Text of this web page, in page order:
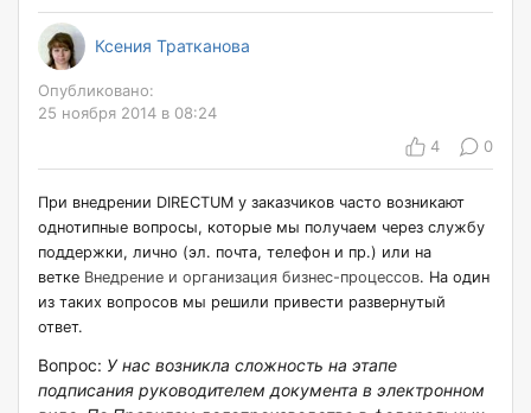
Ксения Тратканова
Опубликовано:
25 ноября 2014 в 08:24
4
0
При внедрении DIRECTUM у заказчиков часто возникают
однотипные вопросы, которые мы получаем через службу
поддержки, лично (эл. почта, телефон и пр.) или на
ветке Внедрение и организация бизнес-процессов. На один
из таких вопросов мы решили привести развернутый
ответ.
Вопрос: У нас возникла сложность на этапе
подписания руководителем документа в электронном